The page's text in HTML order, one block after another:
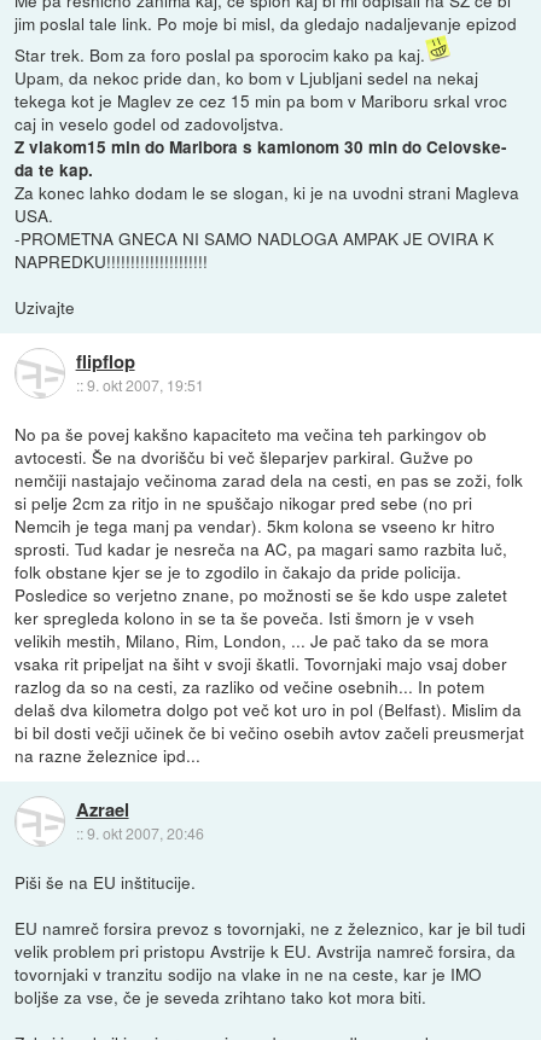
jim poslal tale link. Po moje bi misl, da gledajo nadaljevanje epizod
Star trek. Bom za foro poslal pa sporocim kako pa kaj.
Upam, da nekoc pride dan, ko bom v Ljubljani sedel na nekaj
tekega kot je Maglev ze cez 15 min pa bom v Mariboru srkal vroc
caj in veselo godel od zadovoljstva.
Z vlakom15 min do Maribora s kamionom 30 min do Celovske-
da te kap.
Za konec lahko dodam le se slogan, ki je na uvodni strani Magleva
USA.
-PROMETNA GNECA NI SAMO NADLOGA AMPAK JE OVIRA K
NAPREDKU!!!!!!!!!!!!!!!!!!!!!
Uzivajte
flipflop
::9. okt 2007, 19:51
No pa še povej kakšno kapaciteto ma večina teh parkingov ob
avtocesti. Še na dvorišču bi več šleparjev parkiral. Gužve po
nemčiji nastajajo večinoma zarad dela na cesti, en pas se zoži, folk
si pelje 2cm za ritjo in ne spuščajo nikogar pred sebe (no pri
Nemcih je tega manj pa vendar). 5km kolona se vseeno kr hitro
sprosti. Tud kadar je nesreča na AC, pa magari samo razbita luč,
folk obstane kjer se je to zgodilo in čakajo da pride policija.
Posledice so verjetno znane, po možnosti se še kdo uspe zaletet
ker spregleda kolono in se ta še poveča. Isti šmorn je v vseh
velikih mestih, Milano, Rim, London, ... Je pač tako da se mora
vsaka rit pripeljat na šiht v svoji škatli. Tovornjaki majo vsaj dober
razlog da so na cesti, za razliko od večine osebnih... In potem
delaš dva kilometra dolgo pot več kot uro in pol (Belfast). Mislim da
bi bil dosti večji učinek če bi večino osebih avtov začeli preusmerjat
na razne železnice ipd...
Azrael
::9. okt 2007, 20:46
Piši še na EU inštitucije.
EU namreč forsira prevoz s tovornjaki, ne z železnico, kar je bil tudi
velik problem pri pristopu Avstrije k EU. Avstrija namreč forsira, da
tovornjaki v tranzitu sodijo na vlake in ne na ceste, kar je IMO
boljše za vse, če je seveda zrihtano tako kot mora biti.